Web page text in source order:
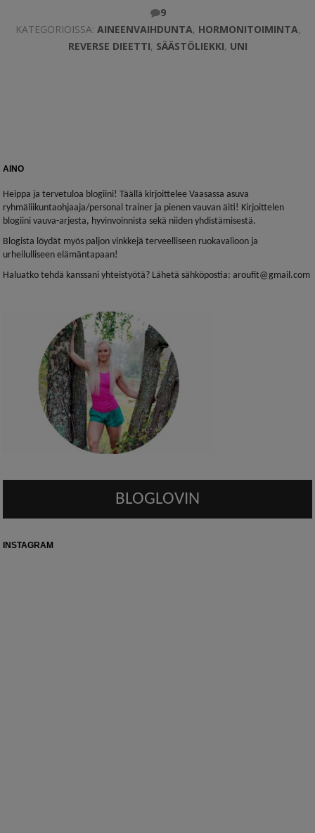
9
KATEGORIOISSA: AINEENVAIHDUNTA, HORMONITOIMINTA,
REVERSE DIEETTI, SÄÄSTÖLIEKKI, UNI
AINO
Heippa ja tervetuloa blogiini! Täällä kirjoittelee Vaasassa asuva
ryhmäliikuntaohjaaja/personal trainer ja pienen vauvan äiti! Kirjoittelen
blogiini vauva-arjesta, hyvinvoinnista sekä niiden yhdistämisestä.
Blogista löydät myös paljon vinkkejä terveelliseen ruokavalioon ja
urheilulliseen elämäntapaan!
Haluatko tehdä kanssani yhteistyötä? Lähetä sähköpostia: aroufit@gmail.com
BLOGLOVIN
INSTAGRAM